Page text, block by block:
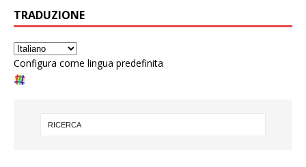
TRADUZIONE
Configura come lingua predefinita